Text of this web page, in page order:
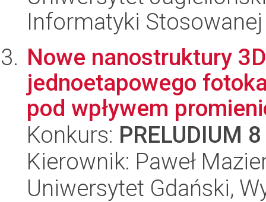
Informatyki Stosowanej
Nowe nanostruktury
jednoetapowego
pod wpływem
Konkurs: PRELUDIUM 8
Kierownik: Paweł
Uniwersytet Gdański,